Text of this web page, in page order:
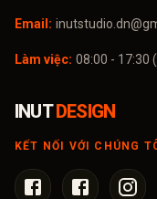
Email:
Làm việc: 08:00 - 17:30
INUT DESIGN
KẾT NỐI VỚI CHÚNG